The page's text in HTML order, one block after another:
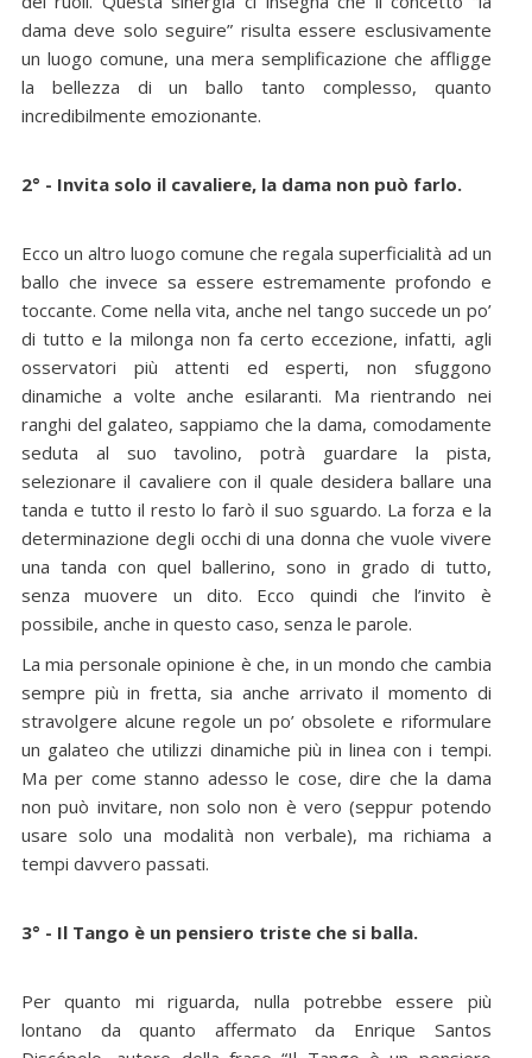
dama deve solo seguire” risulta essere esclusivamente
un luogo comune, una mera semplificazione che affligge
la bellezza di un ballo tanto complesso, quanto
incredibilmente emozionante.
2° - Invita solo il cavaliere, la dama non può farlo.
Ecco un altro luogo comune che regala superficialità ad un
ballo che invece sa essere estremamente profondo e
toccante. Come nella vita, anche nel tango succede un po’
di tutto e la milonga non fa certo eccezione, infatti, agli
osservatori più attenti ed esperti, non sfuggono
dinamiche a volte anche esilaranti. Ma rientrando nei
ranghi del galateo, sappiamo che la dama, comodamente
seduta al suo tavolino, potrà guardare la pista,
selezionare il cavaliere con il quale desidera ballare una
tanda e tutto il resto lo farò il suo sguardo. La forza e la
determinazione degli occhi di una donna che vuole vivere
una tanda con quel ballerino, sono in grado di tutto,
senza muovere un dito. Ecco quindi che l’invito è
possibile, anche in questo caso, senza le parole.
La mia personale opinione è che, in un mondo che cambia
sempre più in fretta, sia anche arrivato il momento di
stravolgere alcune regole un po’ obsolete e riformulare
un galateo che utilizzi dinamiche più in linea con i tempi.
Ma per come stanno adesso le cose, dire che la dama
non può invitare, non solo non è vero (seppur potendo
usare solo una modalità non verbale), ma richiama a
tempi davvero passati.
3° - Il Tango è un pensiero triste che si balla.
Per quanto mi riguarda, nulla potrebbe essere più
lontano da quanto affermato da Enrique Santos